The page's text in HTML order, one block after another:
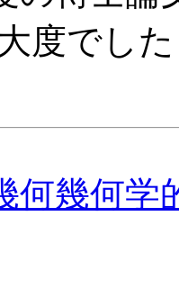
度でし
何幾何学